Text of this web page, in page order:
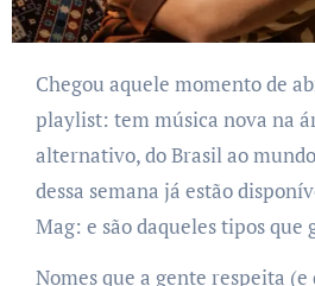
Chegou aquele momento de abrir espaço na
playlist: tem música nova na
alternativo, do Brasil ao
dessa semana já estão
Mag: e são daqueles tipos que
Nomes que a gente respeita